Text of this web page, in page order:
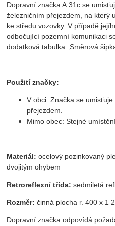
Dopravní značka A 31c se
železničním přejezdem, na který
ke středu vozovky. V případě
odbočující pozemní komunikaci
dodatková tabulka „Směrová
Použití značky:
V obci: Značka se
přejezdem.
Mimo obec: Stejné
Materiál:ocelový pozinkovaný
dvojitým ohybem
Retroreflexní třída: sedmiletá
Rozměr:činná plocha r. 400 x 1
Dopravní značka odpovídá